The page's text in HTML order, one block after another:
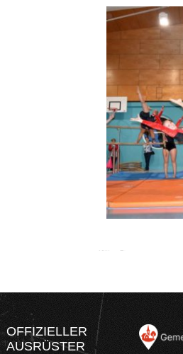
OFFIZIELLER
AUSRÜSTER